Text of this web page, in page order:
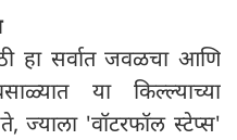
हा सर्वात जवळचा आणि
या किल्ल्याच्या
ज्याला 'वॉटरफॉल स्टेप्स'